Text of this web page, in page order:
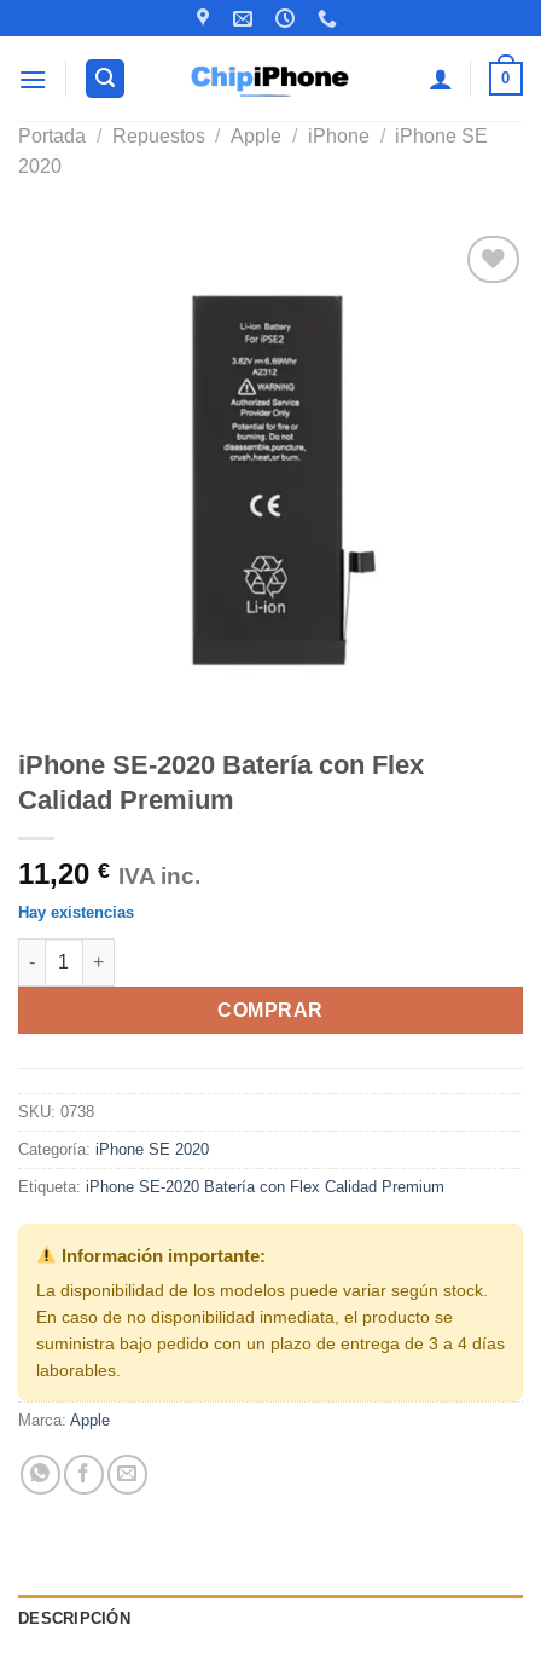
contenido
0
Portada / Repuestos / Apple / iPhone / iPhone SE
2020
iPhone SE-2020 Batería con Flex
Calidad Premium
11,20 € IVA inc.
Hay existencias
iPhone SE-2020 Batería con Flex Calidad Premium cantidad
COMPRAR
SKU: 0738
Categoría: iPhone SE 2020
Etiqueta: iPhone SE-2020 Batería con Flex Calidad Premium
Información importante:
La disponibilidad de los modelos puede variar según stock.
En caso de no disponibilidad inmediata, el producto se
suministra bajo pedido con un plazo de entrega de 3 a 4 días
laborables.
Marca: Apple
DESCRIPCIÓN